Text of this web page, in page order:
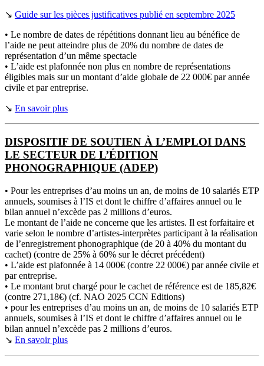
↘ Guide sur les pièces justificatives publié en septembre 2025
• Le nombre de dates de répétitions donnant lieu au bénéfice de
l’aide ne peut atteindre plus de 20% du nombre de dates de
représentation d’un même spectacle
• L’aide est plafonnée non plus en nombre de représentations
éligibles mais sur un montant d’aide globale de 22 000€ par année
civile et par entreprise.
↘ En savoir plus
DISPOSITIF DE SOUTIEN À L’EMPLOI DANS
LE SECTEUR DE L’ÉDITION
PHONOGRAPHIQUE (ADEP)
• Pour les entreprises d’au moins un an, de moins de 10 salariés ETP
annuels, soumises à l’IS et dont le chiffre d’affaires annuel ou le
bilan annuel n’excède pas 2 millions d’euros.
Le montant de l’aide ne concerne que les artistes. Il est forfaitaire et
varie selon le nombre d’artistes-interprètes participant à la réalisation
de l’enregistrement phonographique (de 20 à 40% du montant du
cachet) (contre de 25% à 60% sur le décret précédent)
• L’aide est plafonnée à 14 000€ (contre 22 000€) par année civile et
par entreprise.
• Le montant brut chargé pour le cachet de référence est de 185,82€
(contre 271,18€) (cf. NAO 2025 CCN Editions)
• pour les entreprises d’au moins un an, de moins de 10 salariés ETP
annuels, soumises à l’IS et dont le chiffre d’affaires annuel ou le
bilan annuel n’excède pas 2 millions d’euros.
↘ En savoir plus